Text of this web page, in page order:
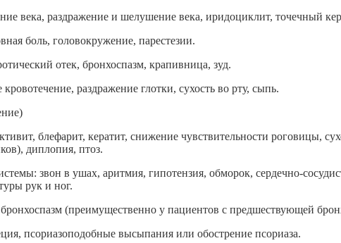
века, раздражение и шелушение века, иридоциклит, точечный
боль, головокружение, парестезии.
отек, бронхоспазм, крапивница, зуд.
раздражение глотки, сухость во рту, сыпь.
блефарит, кератит, снижение чувствительности роговицы,
диплопия, птоз.
звон в ушах, аритмия, гипотензия, обморок, сердечно-
рук и ног.
(преимущественно у пациентов с предшествующей
псориазоподобные высыпания или обострение псориаза.